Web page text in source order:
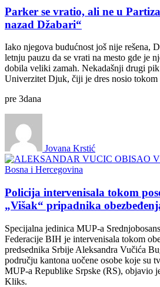
Parker se vratio, ali ne u
nazad Džabari“
Iako njegova budućnost još nije rešena,
letnju pauzu da se vrati na mesto gde je
dobila veliki zamah. Nekadašnji drugi
Univerzitet Djuk, čiji je dres nosio tokom
pre 3dana
Jovana Krstić
Bosna i Hercegovina
Policija intervenisala tokom
„Višak“ pripadnika
Specijalna jedinica MUP-a
Federacije BIH je intervenisala tokom
predsednika Srbije Aleksandra Vučića
području kantona uočene osobe koje su
MUP-a Republike Srpske (RS), objavio
Kliks.